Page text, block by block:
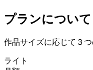
プランについて
作品サイズに応じて３
ライト